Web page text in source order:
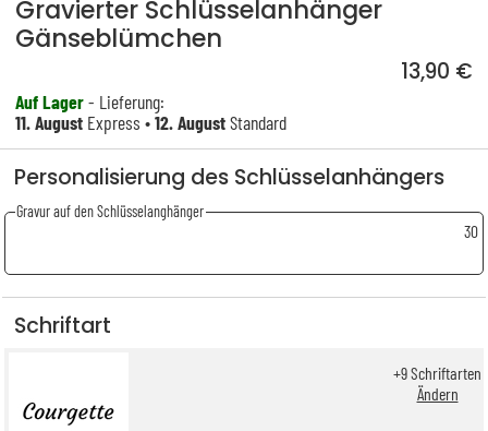
Gravierter Schlüsselanhänger
Gänseblümchen
13,90 €
Auf Lager- Lieferung:
11. August Express •12. AugustStandard
Personalisierung des Schlüsselanhängers
Gravur auf den Schlüsselanghänger
30
Schriftart
+9Schriftarten
Ändern